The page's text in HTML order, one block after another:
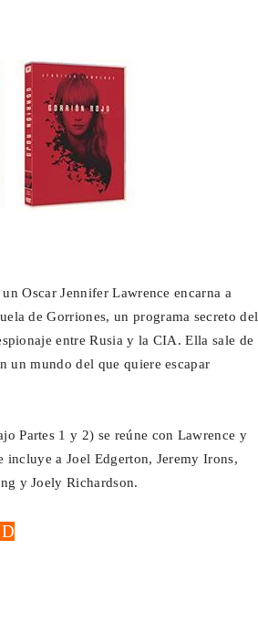
Oscar Jennifer Lawrence encarna a
de Gorriones, un programa secreto del
entre Rusia y la CIA. Ella sale de
un mundo del que quiere escapar
Partes 1 y 2) se reúne con Lawrence y
a Joel Edgerton, Jeremy Irons,
y Joely Richardson.